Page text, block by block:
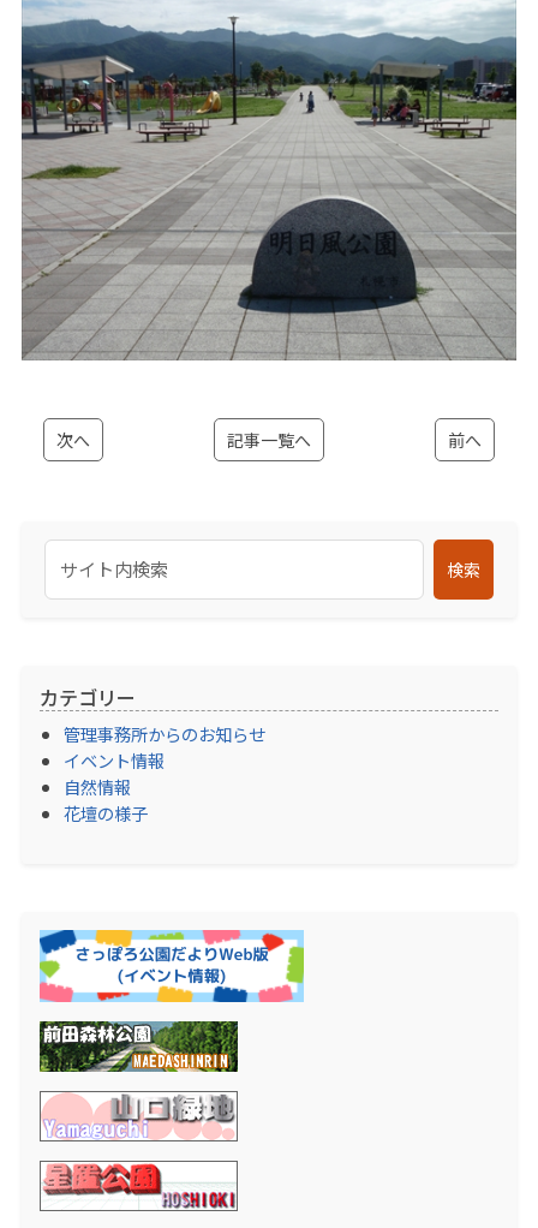
次へ 記事一覧へ 前へ
検索
カテゴリー
管理事務所からのお知らせ
イベント情報
自然情報
花壇の様子